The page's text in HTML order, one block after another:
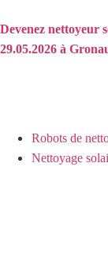
Devenez nettoyeur
29.05.2026 à
Robots de
Nettoyage